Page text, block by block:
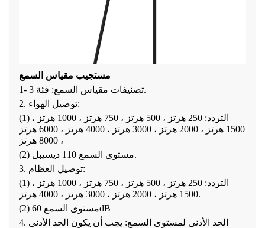
مستجيب مقياس السمع
1- تصنيفات مقياس السمع: فئة 3.
2. توصيل الهواء:
(1) التردد: 250 هرتز ، 500 هرتز ، 750 هرتز ، 1000 هرتز ،
1500 هرتز ، 2000 هرتز ، 3000 هرتز ، 4000 هرتز ، 6000 هرتز
، 8000 هرتز
(2) مستوى السمع 110 ديسيبل.
3. توصيل العظام:
(1) التردد: 250 هرتز ، 500 هرتز ، 750 هرتز ، 1000 هرتز ،
1500 هرتز ، 2000 هرتز ، 3000 هرتز ، 4000 هرتز.
(2) مستوى السمع 60dB
4. الحد الأدنى لمستوى السمع: يجب أن يكون الحد الأدنى